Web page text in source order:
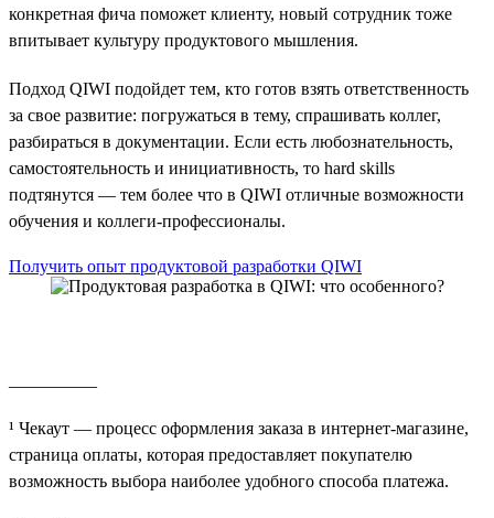
конкретная фича поможет клиенту, новый сотрудник тоже
впитывает культуру продуктового мышления.
Подход QIWI подойдет тем, кто готов взять ответственность
за свое развитие: погружаться в тему, спрашивать коллег,
разбираться в документации. Если есть любознательность,
самостоятельность и инициативность, то hard skills
подтянутся — тем более что в QIWI отличные возможности
обучения и коллеги-профессионалы.
Получить опыт продуктовой разработки QIWI
¹ Чекаут — процесс оформления заказа в интернет-магазине,
страница оплаты, которая предоставляет покупателю
возможность выбора наиболее удобного способа платежа.